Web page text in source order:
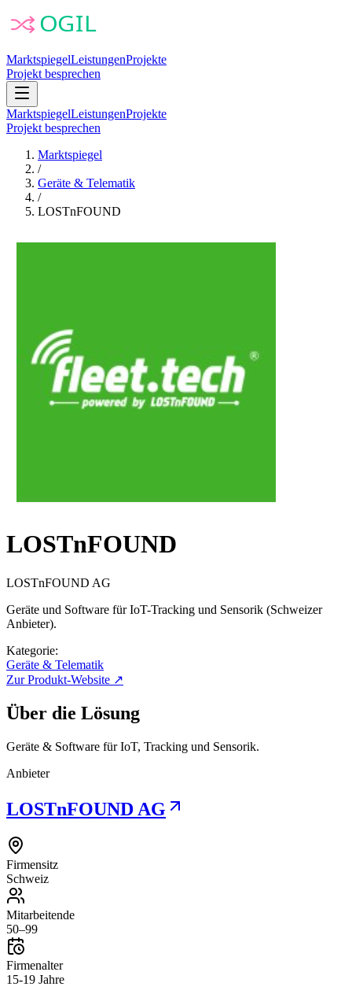
MarktspiegelLeistungenProjekte
Projekt besprechen
MarktspiegelLeistungenProjekte
Projekt besprechen
Marktspiegel
/
Geräte & Telematik
/
LOSTnFOUND
LOSTnFOUND
LOSTnFOUND AG
Geräte und Software für IoT-Tracking und Sensorik (Schweizer
Anbieter).
Kategorie:
Geräte & Telematik
Zur Produkt-Website ↗
Über die Lösung
Geräte & Software für IoT, Tracking und Sensorik.
Anbieter
LOSTnFOUND AG
Firmensitz
Schweiz
Mitarbeitende
50–99
Firmenalter
15-19 Jahre